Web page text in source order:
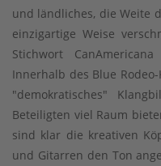
und ländliches, die Weite
einzigartige Weise
Stichwort
Innerhalb des Blue
"demokratisches"
Beteiligten viel Raum
sind klar die kreativen
und Gitarren den Ton